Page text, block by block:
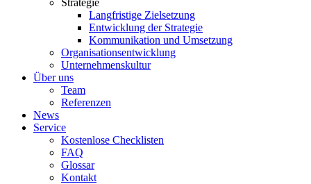
Langfristige Zielsetzung
Entwicklung der Strategie
Kommunikation und Umsetzung
Organisationsentwicklung
Unternehmenskultur
Über uns
Team
Referenzen
News
Service
Kostenlose Checklisten
FAQ
Glossar
Kontakt